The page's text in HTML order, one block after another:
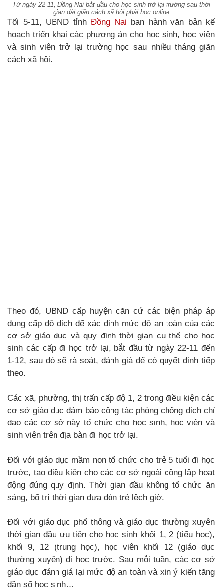
Từ ngày 22-11, Đồng Nai bắt đầu cho học sinh trở lại trường sau thời
gian dài giãn cách xã hội phải học online
Tối 5-11, UBND tỉnh Đồng Nai ban hành văn bản kế
hoạch triển khai các phương án cho học sinh, học viên
và sinh viên trở lại trường học sau nhiều tháng giãn
cách xã hội.
Theo đó, UBND cấp huyện căn cứ các biện pháp áp
dụng cấp độ dịch để xác định mức độ an toàn của các
cơ sở giáo dục và quy định thời gian cụ thể cho học
sinh các cấp đi học trở lại, bắt đầu từ ngày 22-11 đến
1-12, sau đó sẽ rà soát, đánh giá để có quyết định tiếp
theo.
Các xã, phường, thị trấn cấp độ 1, 2 trong điều kiện các
cơ sở giáo dục đảm bảo công tác phòng chống dịch chỉ
đạo các cơ sở này tổ chức cho học sinh, học viên và
sinh viên trên địa bàn đi học trở lại.
Đối với giáo dục mầm non tổ chức cho trẻ 5 tuổi đi học
trước, tạo điều kiện cho các cơ sở ngoài công lập hoạt
động đúng quy định. Thời gian đầu không tổ chức ăn
sáng, bố trí thời gian đưa đón trẻ lệch giờ.
Đối với giáo dục phổ thông và giáo dục thường xuyên
thời gian đầu ưu tiên cho học sinh khối 1, 2 (tiểu học),
khối 9, 12 (trung học), học viên khối 12 (giáo dục
thường xuyên) đi học trước. Sau mỗi tuần, các cơ sở
giáo dục đánh giá lại mức độ an toàn và xin ý kiến tăng
dần số học sinh…